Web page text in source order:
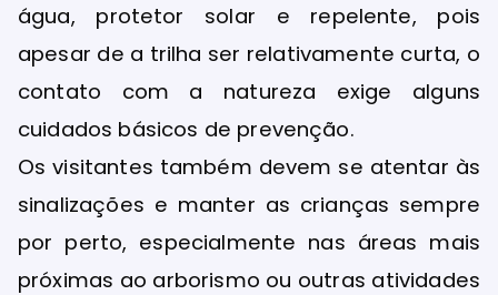
água, protetor solar e repelente, pois
apesar de a trilha ser relativamente curta, o
contato com a natureza exige alguns
cuidados básicos de prevenção.
Os visitantes também devem se atentar às
sinalizações e manter as crianças sempre
por perto, especialmente nas áreas mais
próximas ao arborismo ou outras atividades